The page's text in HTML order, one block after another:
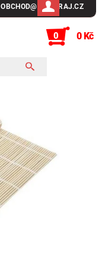
OBCHOD@SUSHIRAJ.CZ
0 0 Kč